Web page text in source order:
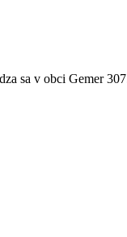
sa v obci Gemer